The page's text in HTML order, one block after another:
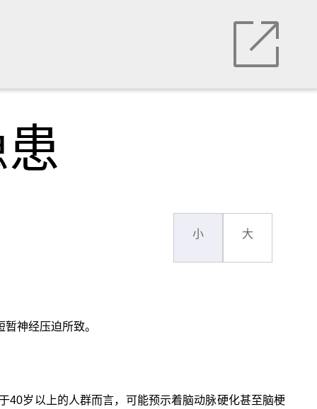
小 大
神经压迫所致。
40岁以上的人群而言，可能预示着脑动脉硬化甚至脑梗